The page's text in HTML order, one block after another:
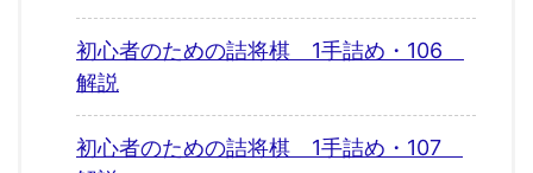
初心者のための詰将棋 1手詰め・106
解説
初心者のための詰将棋 1手詰め・107